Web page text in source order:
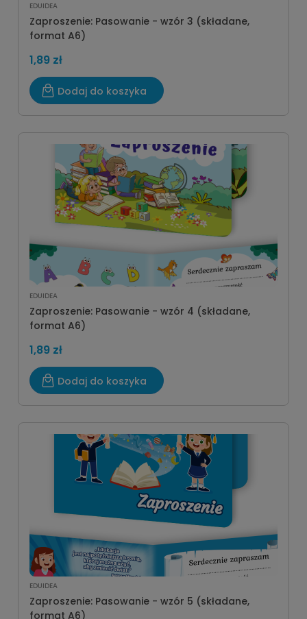
EDUIDEA
Zaproszenie: Pasowanie - wzór 3 (składane,
format A6)
1,89 zł
Dodaj do koszyka
EDUIDEA
Zaproszenie: Pasowanie - wzór 4 (składane,
format A6)
1,89 zł
Dodaj do koszyka
EDUIDEA
Zaproszenie: Pasowanie - wzór 5 (składane,
format A6)